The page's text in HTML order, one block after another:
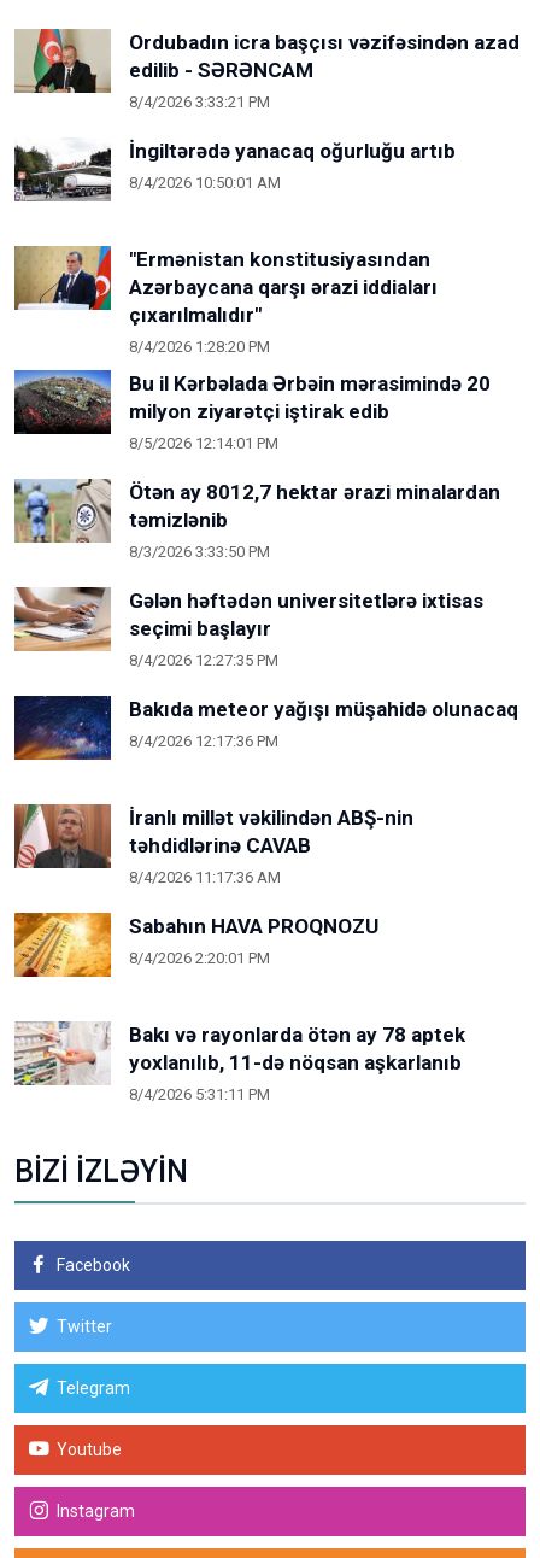
Ordubadın icra başçısı vəzifəsindən azad
edilib - SƏRƏNCAM
8/4/2026 3:33:21 PM
İngiltərədə yanacaq oğurluğu artıb
8/4/2026 10:50:01 AM
"Ermənistan konstitusiyasından
Azərbaycana qarşı ərazi iddiaları
çıxarılmalıdır"
8/4/2026 1:28:20 PM
Bu il Kərbəlada Ərbəin mərasimində 20
milyon ziyarətçi iştirak edib
8/5/2026 12:14:01 PM
Ötən ay 8012,7 hektar ərazi minalardan
təmizlənib
8/3/2026 3:33:50 PM
Gələn həftədən universitetlərə ixtisas
seçimi başlayır
8/4/2026 12:27:35 PM
Bakıda meteor yağışı müşahidə olunacaq
8/4/2026 12:17:36 PM
İranlı millət vəkilindən ABŞ-nin
təhdidlərinə CAVAB
8/4/2026 11:17:36 AM
Sabahın HAVA PROQNOZU
8/4/2026 2:20:01 PM
Bakı və rayonlarda ötən ay 78 aptek
yoxlanılıb, 11-də nöqsan aşkarlanıb
8/4/2026 5:31:11 PM
BİZİ İZLƏYİN
Facebook
Twitter
Telegram
Youtube
Instagram